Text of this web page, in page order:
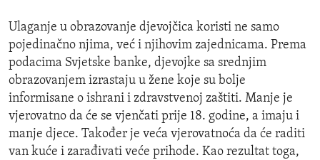
Ulaganje u obrazovanje djevojčica koristi ne samo
pojedinačno njima, već i njihovim zajednicama. Prema
podacima Svjetske banke, djevojke sa srednjim
obrazovanjem izrastaju u žene koje su bolje
informisane o ishrani i zdravstvenoj zaštiti. Manje je
vjerovatno da će se vjenčati prije 18. godine, a imaju i
manje djece. Također je veća vjerovatnoća da će raditi
van kuće i zarađivati veće prihode. Kao rezultat toga,